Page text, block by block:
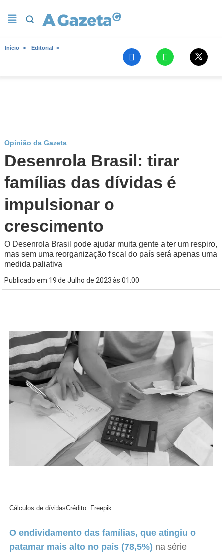
Início Editorial
Opinião da Gazeta
Desenrola Brasil: tirar
famílias das dívidas é
impulsionar o
crescimento
O Desenrola Brasil pode ajudar muita gente a ter um respiro,
mas sem uma reorganização fiscal do país será apenas uma
medida paliativa
Publicado em 19 de Julho de 2023 às 01:00
Cálculos de dívidasCrédito: Freepik
O endividamento das famílias, que atingiu o
patamar mais alto no país (78,5%) na série